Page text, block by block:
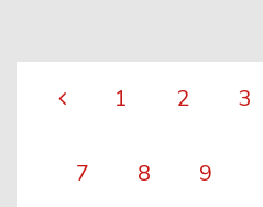
1 2 3
7 8 9